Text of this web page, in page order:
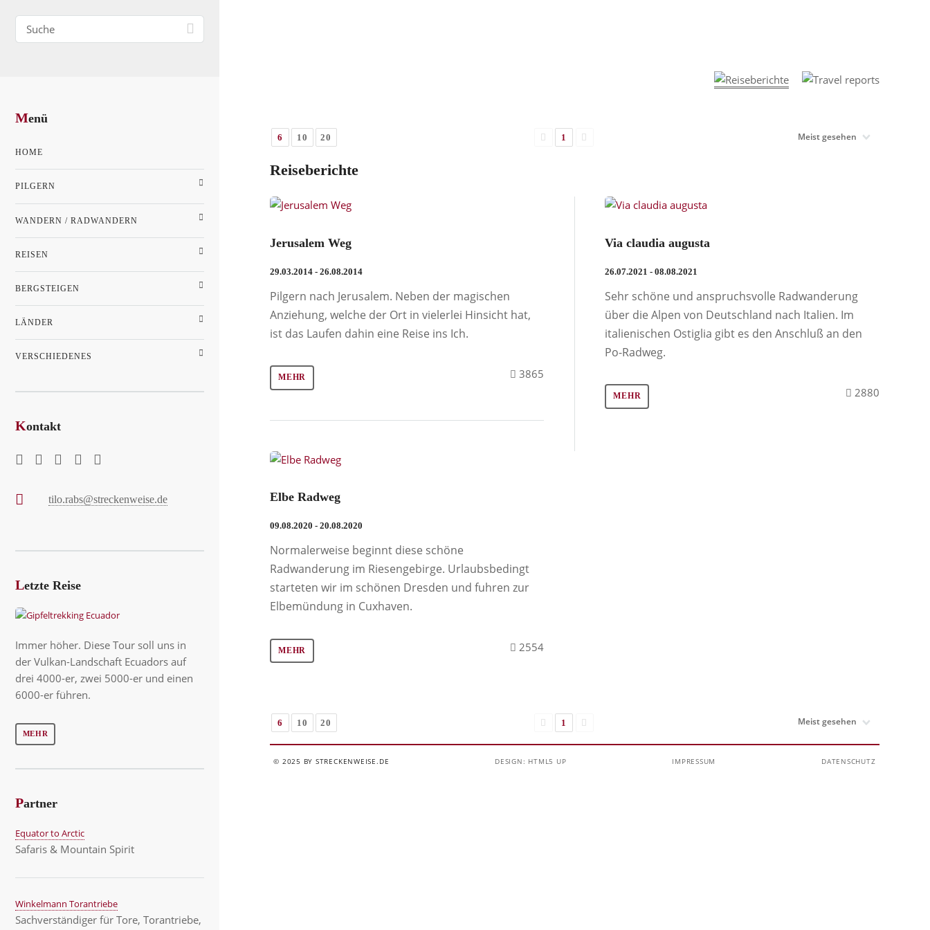
6 10 20 1
Reiseberichte
Jerusalem Weg
29.03.2014 - 26.08.2014
Pilgern nach Jerusalem. Neben der magischen
Anziehung, welche der Ort in vielerlei Hinsicht hat,
ist das Laufen dahin eine Reise ins Ich.
MEHR 3865
Via claudia augusta
26.07.2021 - 08.08.2021
Sehr schöne und anspruchsvolle Radwanderung
über die Alpen von Deutschland nach Italien. Im
italienischen Ostiglia gibt es den Anschluß an den
Po-Radweg.
MEHR 2880
Elbe Radweg
09.08.2020 - 20.08.2020
Normalerweise beginnt diese schöne
Radwanderung im Riesengebirge. Urlaubsbedingt
starteten wir im schönen Dresden und fuhren zur
Elbemündung in Cuxhaven.
MEHR 2554
6 10 20 1
© 2025 BY STRECKENWEISE.DE DESIGN: HTML5 UP IMPRESSUM DATENSCHUTZ
Menü
HOME
PILGERN
WANDERN / RADWANDERN
REISEN
BERGSTEIGEN
LÄNDER
VERSCHIEDENES
Kontakt
tilo.rabs@streckenweise.de
Letzte Reise
Immer höher. Diese Tour soll uns in
der Vulkan-Landschaft Ecuadors auf
drei 4000-er, zwei 5000-er und einen
6000-er führen.
MEHR
Partner
Equator to Arctic
Safaris & Mountain Spirit
Winkelmann Torantriebe
Sachverständiger für Tore, Torantriebe,